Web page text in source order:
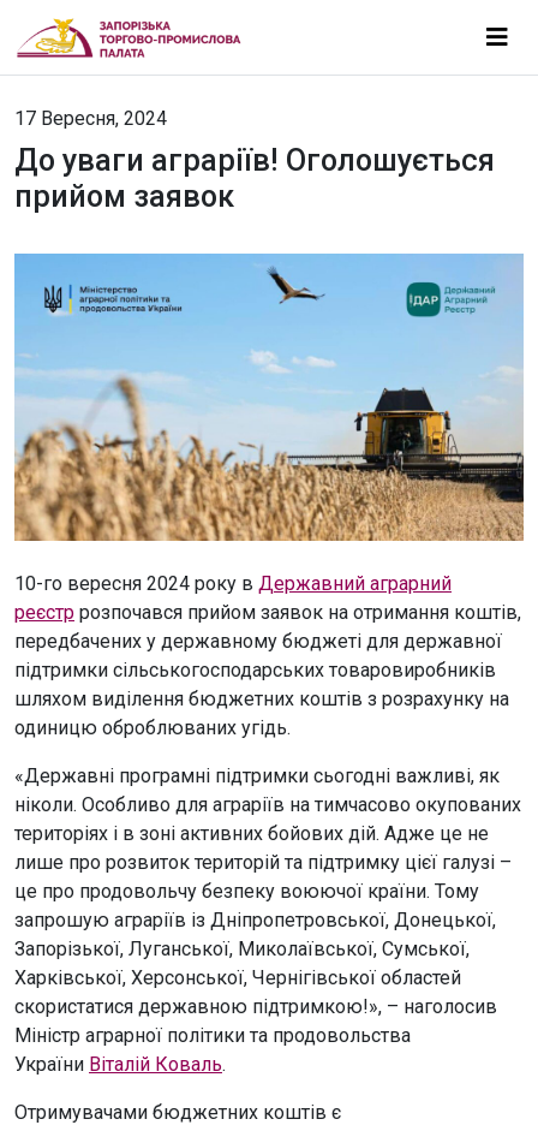
17 Вересня, 2024
До уваги аграріїв! Оголошується
прийом заявок
10-го вересня 2024 року в Державний аграрний
реєстр розпочався прийом заявок на отримання коштів,
передбачених у державному бюджеті для державної
підтримки сільськогосподарських товаровиробників
шляхом виділення бюджетних коштів з розрахунку на
одиницю оброблюваних угідь.
«Державні програмні підтримки сьогодні важливі, як
ніколи. Особливо для аграріїв на тимчасово окупованих
територіях і в зоні активних бойових дій. Адже це не
лише про розвиток територій та підтримку цієї галузі –
це про продовольчу безпеку воюючої країни. Тому
запрошую аграріїв із Дніпропетровської, Донецької,
Запорізької, Луганської, Миколаївської, Сумської,
Харківської, Херсонської, Чернігівської областей
скористатися державною підтримкою!», – наголосив
Міністр аграрної політики та продовольства
України Віталій Коваль.
Отримувачами бюджетних коштів є